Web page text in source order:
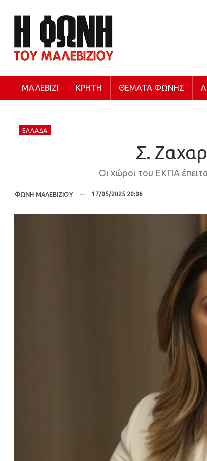
ΜΑΛΕΒΊΖΙ ΚΡΉΤΗ ΘΈΜΑΤΑ ΦΩΝΉΣ
ΕΛΛΆΔΑ
Σ.
Οι χώροι του ΕΚΠΑ
ΦΩΝΗ ΜΑΛΕΒΙΖΙΟΥ 17/05/2025 20:06